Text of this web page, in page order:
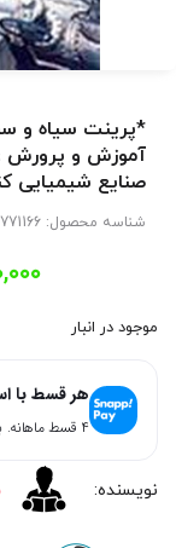
*پرینت سیاه و
آموزش و پرورش
صنایع شیمیایی
شناسه محصول: 771166
موجود در انبار
هر قسط با
۴ قسط ماهانه. بدون سود، چک و ضامن.